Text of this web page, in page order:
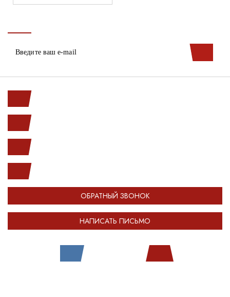
ОБРАТНЫЙ ЗВОНОК
НАПИСАТЬ ПИСЬМО